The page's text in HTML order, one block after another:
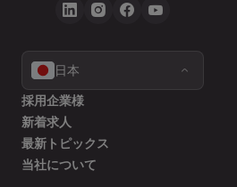
日本
採用企業様
新着求人
最新トピックス
当社について